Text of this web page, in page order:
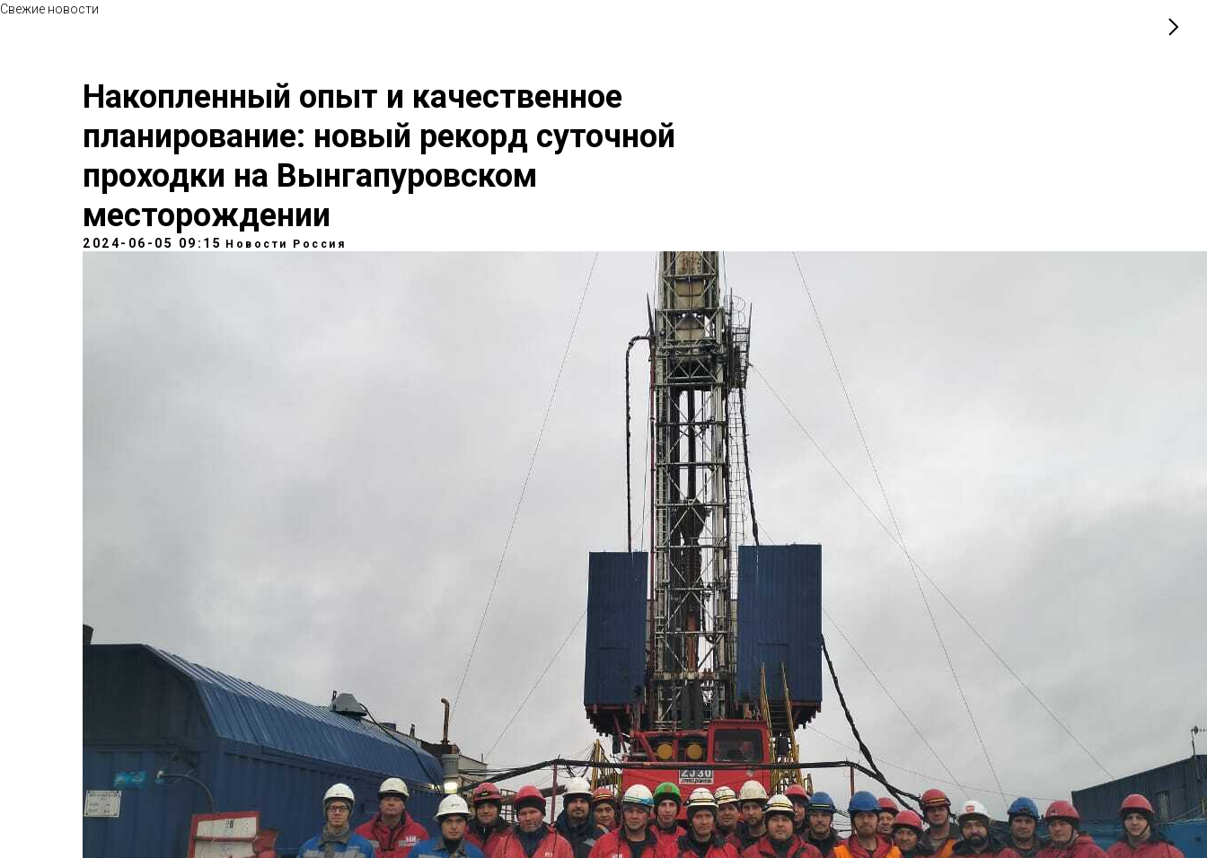
Свежие новости
Накопленный опыт и качественное
планирование: новый рекорд суточной
проходки на Вынгапуровском
месторождении
2024-06-05 09:15 Новости Россия